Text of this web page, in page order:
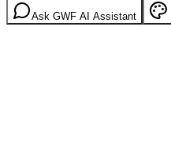
Ask GWF AI Assistant